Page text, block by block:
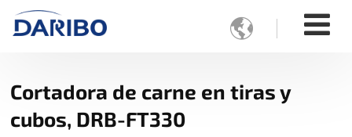

Cortadora de carne en tiras y
cubos, DRB-FT330